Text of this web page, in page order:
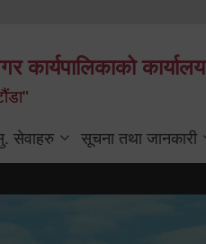
कार्यपालिकाको कार्यालय
सेवाहरु सूचना तथा जानकारी